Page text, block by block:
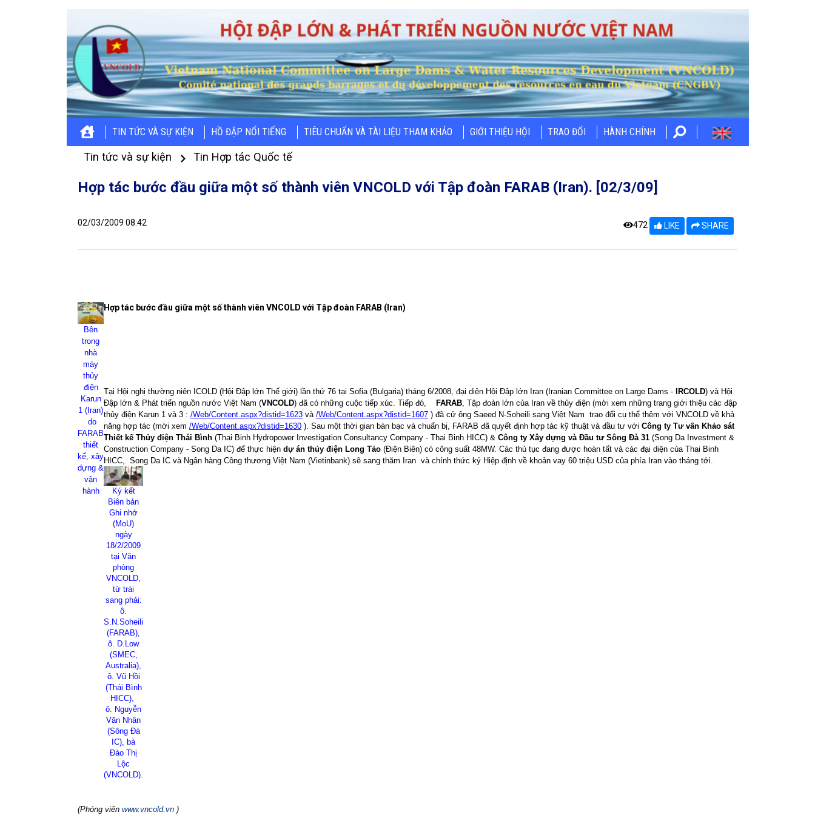
TIN TỨC VÀ SỰ KIỆN HỒ ĐẬP NỔI TIẾNG TIÊU CHUẨN VÀ TÀI LIỆU THAM KHẢO GIỚI THIỆU HỘI TRAO ĐỔI HÀNH CHÍNH
Tin tức và sự kiện Tin Hợp tác Quốc tế
Hợp tác bước đầu giữa một số thành viên VNCOLD với Tập đoàn FARAB (Iran). [02/3/09]
02/03/2009 08:42 472 LIKE SHARE
Bên
trong
nhà
máy
thủy
điện
Karun
1 (Iran)
do
FARAB
thiết
kể, xây
dựng &
vận
hành
Hợp tác bước đầu giữa một số thành viên VNCOLD với Tập đoàn FARAB (Iran)
Tại Hội nghị thường niên ICOLD (Hội Đập lớn Thế giới) lần thứ 76 tại Sofia (Bulgaria) tháng 6/2008, đại diện Hội Đập lớn Iran (Iranian Committee on Large Dams - IRCOLD) và Hội
Đập lớn & Phát triển nguồn nước Việt Nam (VNCOLD) đã có những cuộc tiếp xúc. Tiếp đó, FARAB, Tập đoàn lớn của Iran về thủy điện (mời xem những trang giới thiệu các đập
thủy điện Karun 1 và 3 : /Web/Content.aspx?distid=1623 và /Web/Content.aspx?distid=1607 ) đã cử ông Saeed N-Soheili sang Việt Nam trao đổi cụ thể thêm với VNCOLD về khả
năng hợp tác (mời xem /Web/Content.aspx?distid=1630 ). Sau một thời gian bàn bạc và chuẩn bị, FARAB đã quyết định hợp tác kỹ thuật và đầu tư với Công ty Tư vấn Khảo sát
Thiết kế Thủy điện Thái Bình (Thai Binh Hydropower Investigation Consultancy Company - Thai Binh HICC) & Công ty Xây dựng và Đầu tư Sông Đà 31 (Song Da Investment &
Construction Company - Song Da IC) để thực hiện dự án thủy điện Long Tảo (Điện Biên) có công suất 48MW. Các thủ tục đang được hoàn tất và các đại diện của Thai Binh
HICC, Song Da IC và Ngân hàng Công thương Việt Nam (Vietinbank) sẽ sang thăm Iran và chính thức ký Hiệp định về khoản vay 60 triệu USD của phía Iran vào tháng tới.
Ký kết
Biên bản
Ghi nhớ
(MoU)
ngày
18/2/2009
tại Văn
phòng
VNCOLD,
từ trái
sang phải:
ô.
S.N.Soheili
(FARAB),
ô. D.Low
(SMEC,
Australia),
ô. Vũ Hồi
(Thái Bình
HICC),
ô. Nguyễn
Văn Nhân
(Sông Đà
IC), bà
Đào Thị
Lộc
(VNCOLD).
(Phóng viên www.vncold.vn )